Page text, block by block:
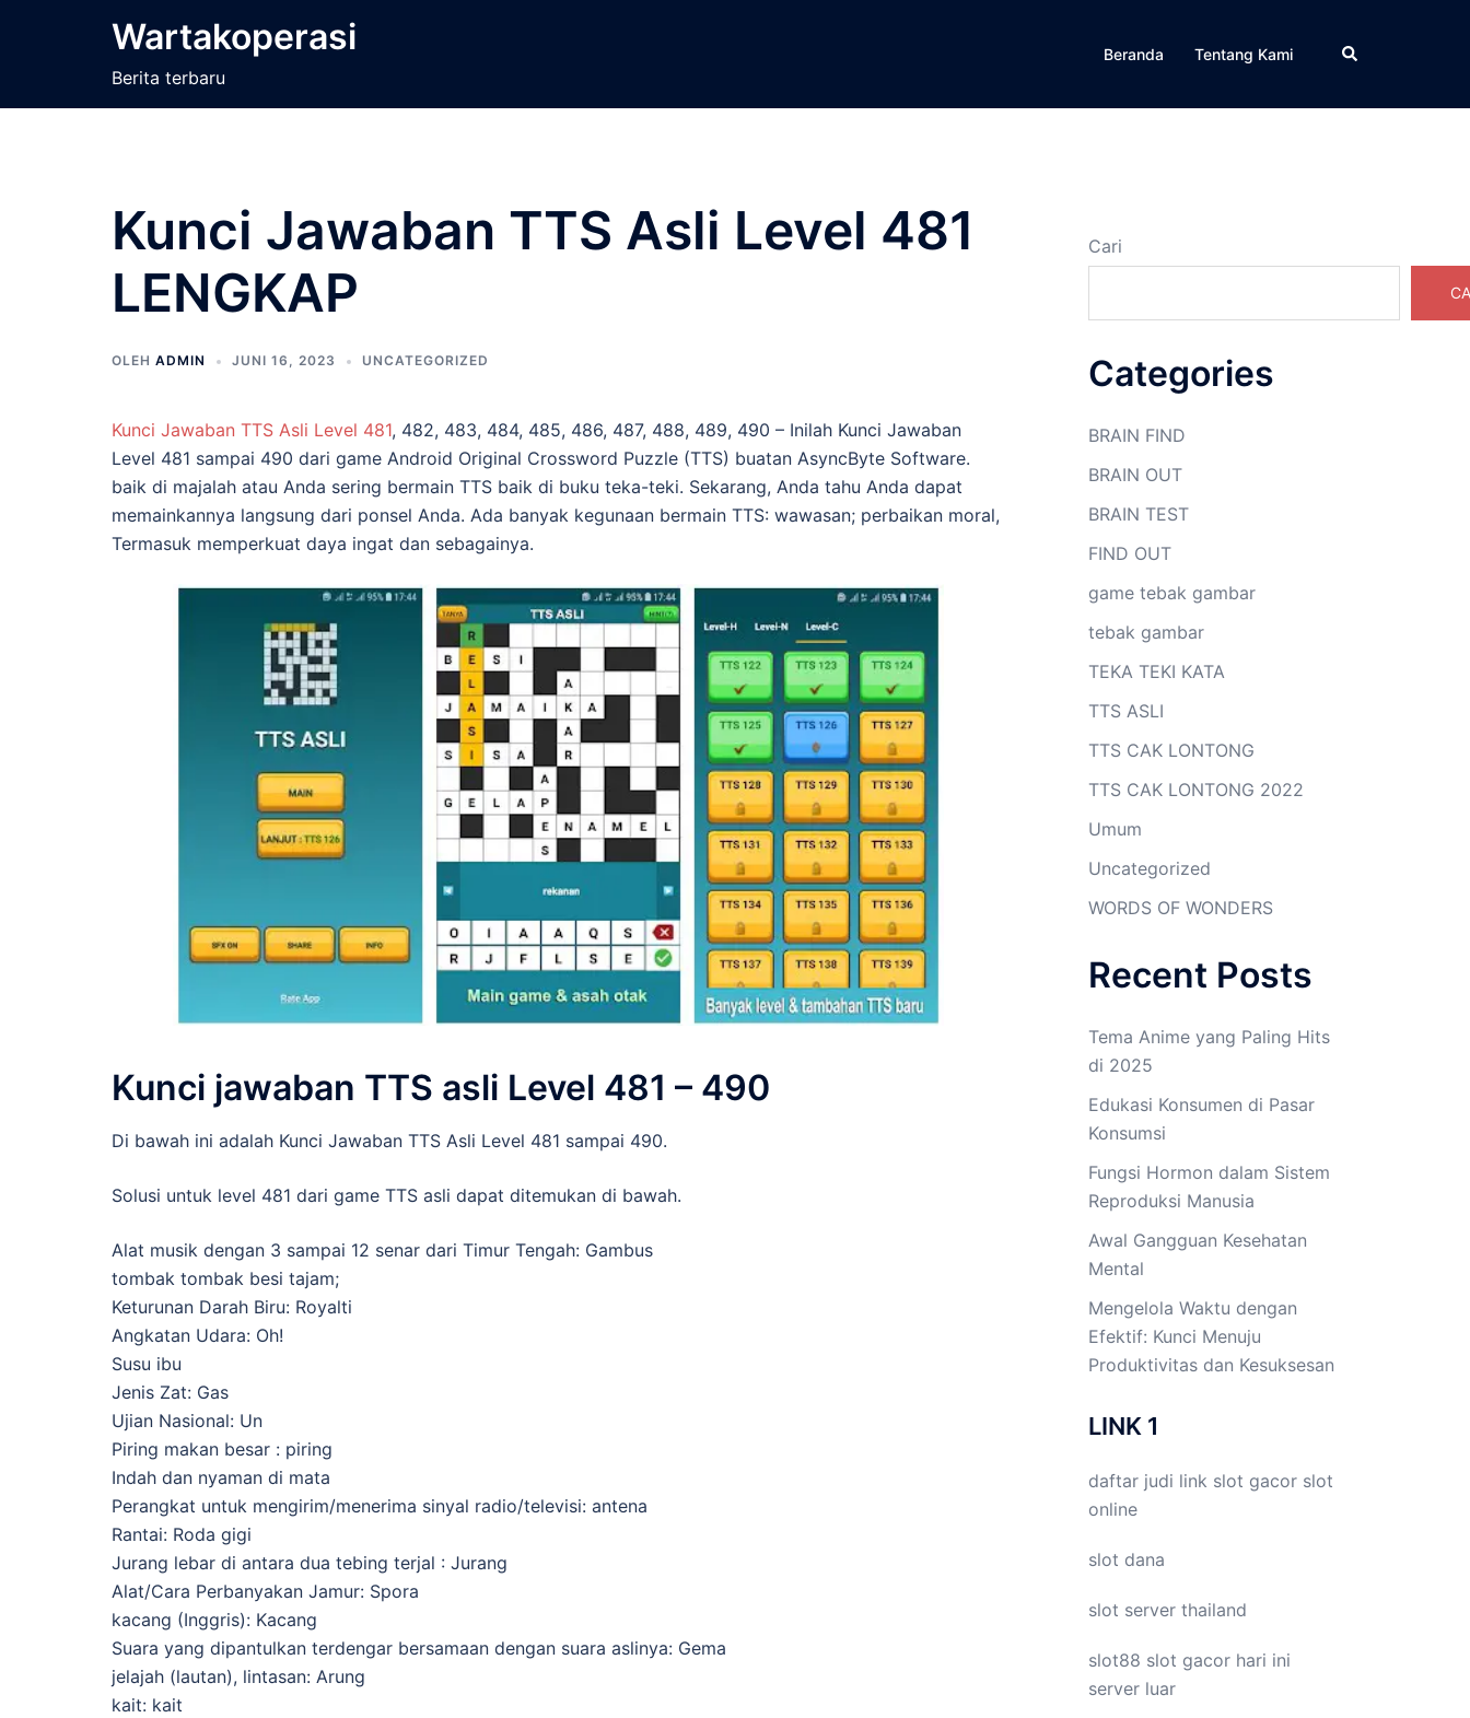
Wartakoperasi
Berita terbaru
Beranda Tentang Kami Cari
Kunci Jawaban TTS Asli Level 481
LENGKAP
OLEH ADMIN JUNI 16, 2023 UNCATEGORIZED
Kunci Jawaban TTS Asli Level 481, 482, 483, 484, 485, 486, 487, 488, 489, 490 – Inilah Kunci Jawaban
Level 481 sampai 490 dari game Android Original Crossword Puzzle (TTS) buatan AsyncByte Software.
baik di majalah atau Anda sering bermain TTS baik di buku teka-teki. Sekarang, Anda tahu Anda dapat
memainkannya langsung dari ponsel Anda. Ada banyak kegunaan bermain TTS: wawasan; perbaikan moral,
Termasuk memperkuat daya ingat dan sebagainya.
Kunci jawaban TTS asli Level 481 – 490
Di bawah ini adalah Kunci Jawaban TTS Asli Level 481 sampai 490.
Solusi untuk level 481 dari game TTS asli dapat ditemukan di bawah.
Alat musik dengan 3 sampai 12 senar dari Timur Tengah: Gambus
tombak tombak besi tajam;
Keturunan Darah Biru: Royalti
Angkatan Udara: Oh!
Susu ibu
Jenis Zat: Gas
Ujian Nasional: Un
Piring makan besar : piring
Indah dan nyaman di mata
Perangkat untuk mengirim/menerima sinyal radio/televisi: antena
Rantai: Roda gigi
Jurang lebar di antara dua tebing terjal : Jurang
Alat/Cara Perbanyakan Jamur: Spora
kacang (Inggris): Kacang
Suara yang dipantulkan terdengar bersamaan dengan suara aslinya: Gema
jelajah (lautan), lintasan: Arung
kait: kait
Cari
Categories
BRAIN FIND
BRAIN OUT
BRAIN TEST
FIND OUT
game tebak gambar
tebak gambar
TEKA TEKI KATA
TTS ASLI
TTS CAK LONTONG
TTS CAK LONTONG 2022
Umum
Uncategorized
WORDS OF WONDERS
Recent Posts
Tema Anime yang Paling Hits
di 2025
Edukasi Konsumen di Pasar
Konsumsi
Fungsi Hormon dalam Sistem
Reproduksi Manusia
Awal Gangguan Kesehatan
Mental
Mengelola Waktu dengan
Efektif: Kunci Menuju
Produktivitas dan Kesuksesan
LINK 1
daftar judi link slot gacorslot
online
slot dana
slot server thailand
slot88 slot gacor hari ini
server luar